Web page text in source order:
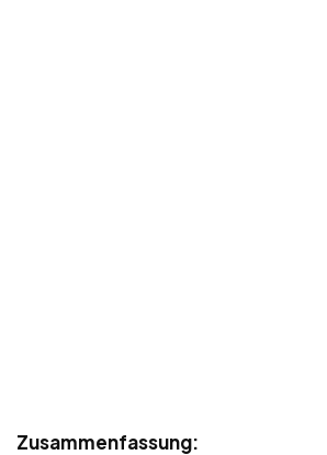
Zusammenfassung: